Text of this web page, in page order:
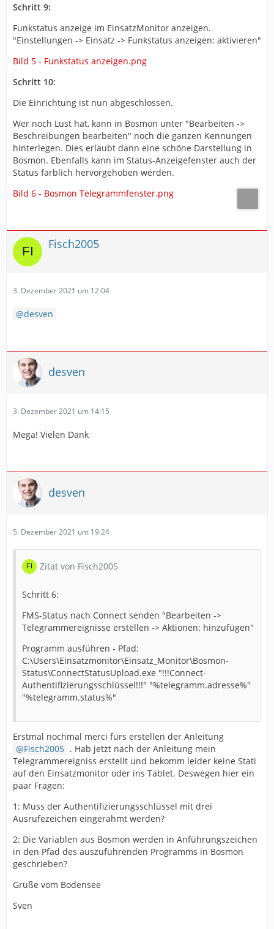
Schritt 9:
Funkstatus anzeige im EinsatzMonitor anzeigen.
"Einstellungen -> Einsatz -> Funkstatus anzeigen: aktivieren"
Bild 5 - Funkstatus anzeigen.png
Schritt 10:
Die Einrichtung ist nun abgeschlossen.
Wer noch Lust hat, kann in Bosmon unter "Bearbeiten ->
Beschreibungen bearbeiten" noch die ganzen Kennungen
hinterlegen. Dies erlaubt dann eine schöne Darstellung in
Bosmon. Ebenfalls kann im Status-Anzeigefenster auch der
Status farblich hervorgehoben werden.
Bild 6 - Bosmon Telegrammfenster.png
Fisch2005
3. Dezember 2021 um 12:04
desven
desven
3. Dezember 2021 um 14:15
Mega! Vielen Dank
desven
5. Dezember 2021 um 19:24
Zitat von Fisch2005
Schritt 6:
FMS-Status nach Connect senden "Bearbeiten ->
Telegrammereignisse erstellen -> Aktionen: hinzufügen"
Programm ausführen - Pfad:
C:\Users\Einsatzmonitor\Einsatz_Monitor\Bosmon-
Status\ConnectStatusUpload.exe "!!!Connect-
Authentifizierungsschlüssel!!!" "%telegramm.adresse%"
"%telegramm.status%"
Erstmal nochmal merci fürs erstellen der Anleitung
Fisch2005 . Hab jetzt nach der Anleitung mein
Telegrammereigniss erstellt und bekomm leider keine Stati
auf den Einsatzmonitor oder ins Tablet. Deswegen hier ein
paar Fragen:
1: Muss der Authentifizierungsschlüssel mit drei
Ausrufezeichen eingerahmt werden?
2: Die Variablen aus Bosmon werden in Anführungszeichen
in den Pfad des auszuführenden Programms in Bosmon
geschrieben?
Grüße vom Bodensee
Sven